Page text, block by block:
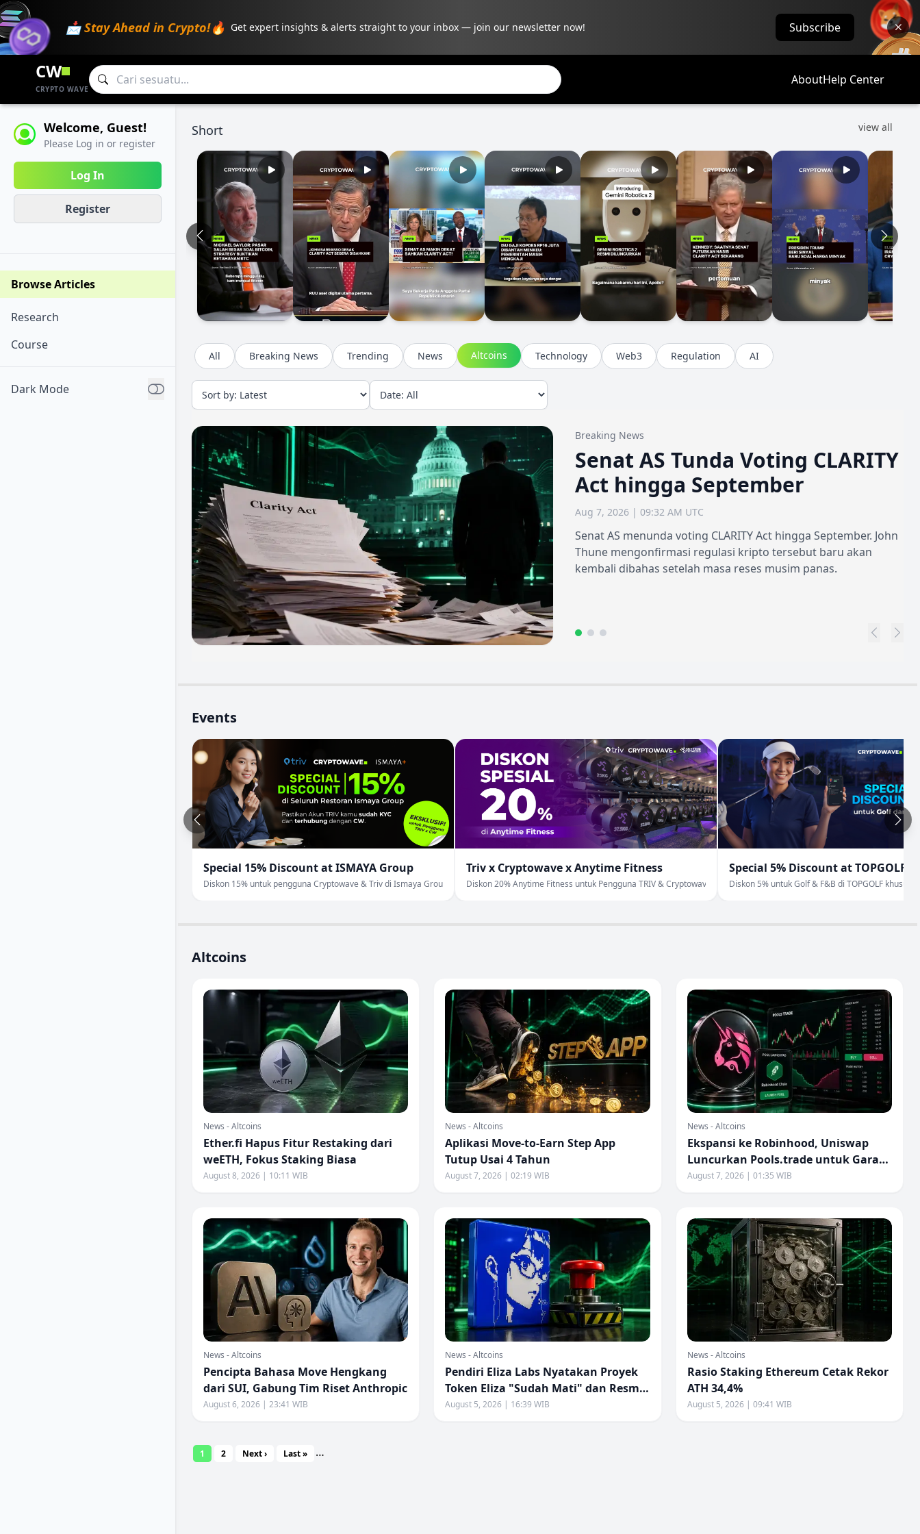
📩 Stay Ahead in Crypto!🔥 Get expert insights & alerts straight to your inbox — join our newsletter now! Subscribe
CW
CRYPTO WAVE
AboutHelp Center
Welcome, Guest!
Please Log in or register
Log In
Register
Browse Articles
Research
Course
Dark Mode
Short view all
All Breaking News Trending News Altcoins Technology Web3 Regulation AI
Breaking News
Senat AS Tunda Voting CLARITY
Act hingga September
Aug 7, 2026 | 09:32 AM UTC
Senat AS menunda voting CLARITY Act hingga September. John
Thune mengonfirmasi regulasi kripto tersebut baru akan
kembali dibahas setelah masa reses musim panas.
Events
Special 15% Discount at ISMAYA Group
Diskon 15% untuk pengguna Cryptowave & Triv di Ismaya Group.
Triv x Cryptowave x Anytime Fitness
Diskon 20% Anytime Fitness untuk Pengguna TRIV & Cryptowave
Special 5% Discount at TOPGOLF
Diskon 5% untuk Golf & F&B di TOPGOLF khusus
Altcoins
News - Altcoins
Ether.fi Hapus Fitur Restaking dari
weETH, Fokus Staking Biasa
August 8, 2026 | 10:11 WIB
News - Altcoins
Aplikasi Move-to-Earn Step App
Tutup Usai 4 Tahun
August 7, 2026 | 02:19 WIB
News - Altcoins
Ekspansi ke Robinhood, Uniswap
Luncurkan Pools.trade untuk Garap
Pasar Memecoin
August 7, 2026 | 01:35 WIB
News - Altcoins
Pencipta Bahasa Move Hengkang
dari SUI, Gabung Tim Riset Anthropic
August 6, 2026 | 23:41 WIB
News - Altcoins
Pendiri Eliza Labs Nyatakan Proyek
Token Eliza "Sudah Mati" dan Resmi
Dihentikan
August 5, 2026 | 16:39 WIB
News - Altcoins
Rasio Staking Ethereum Cetak Rekor
ATH 34,4%
August 5, 2026 | 09:41 WIB
1 2 …
Next › Last »